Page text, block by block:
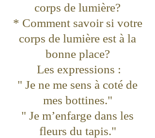
corps de lumière?
* Comment savoir si votre
corps de lumière est à la
bonne place?
Les expressions :
" Je ne me sens à coté de
mes bottines."
" Je m’enfarge dans les
fleurs du tapis."